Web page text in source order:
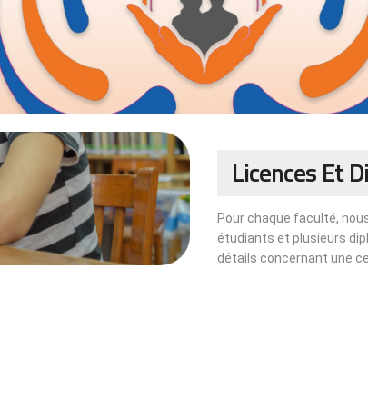
Licences Et
Pour chaque faculté,
étudiants et plusieurs
détails concernant une